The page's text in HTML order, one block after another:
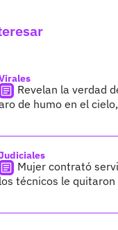
Revelan la verdad
de humo en el
Mujer contrató
los técnicos le